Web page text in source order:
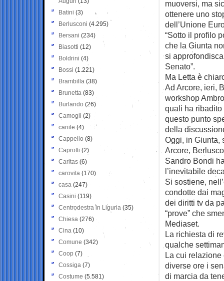
muoversi, ma
ottenere uno
dell’Unione
“Sotto il profilo
che la Giunta
si
Senato”.
Ma Letta è
Ad Arcore, ieri,
workshop
quali ha ribadito
questo punto
della
Oggi, in Giunta,
Arcore,
Sandro Bondi
l’inevitabile
Si sostiene,
condotte dai
dei diritti tv da
“prove” che
Mediaset.
La richiesta di
qualche
La cui relazione
diverse ore i
di marcia da
Batini (3)
Berlusconi (4.295)
Bersani (234)
Biasotti (12)
Boldrini (4)
Bossi (1.221)
Brambilla (38)
Brunetta (83)
Burlando (26)
Camogli (2)
canile (4)
Cappello (8)
Caprotti (2)
Caritas (6)
carovita (170)
casa (247)
Casini (119)
Centrodestra in Liguria (35)
Chiesa (276)
Cina (10)
Comune (342)
Coop (7)
Cossiga (7)
Costume (5.581)